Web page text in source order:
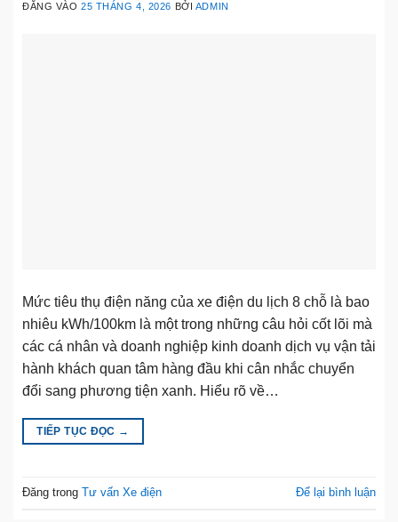
ĐĂNG VÀO25 THÁNG 4, 2026 BỞI ADMIN
Mức tiêu thụ điện năng của xe điện du lịch 8 chỗ là bao
nhiêu kWh/100km là một trong những câu hỏi cốt lõi mà
các cá nhân và doanh nghiệp kinh doanh dịch vụ vận tải
hành khách quan tâm hàng đầu khi cân nhắc chuyển
đổi sang phương tiện xanh. Hiểu rõ về…
TIẾP TỤC ĐỌC →
Đăng trong Tư vấn Xe điện Để lại bình luận